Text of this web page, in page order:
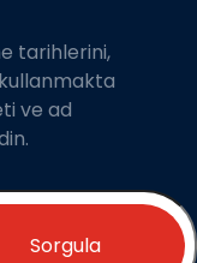
tarihlerini,
ve ad
Sorgula